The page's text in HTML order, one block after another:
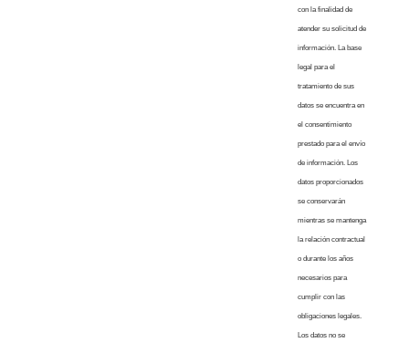
con la finalidad de
atender su solicitud de
información. La base
legal para el
tratamiento de sus
datos se encuentra en
el consentimiento
prestado para el envío
de información. Los
datos proporcionados
se conservarán
mientras se mantenga
la relación contractual
o durante los años
necesarios para
cumplir con las
obligaciones legales.
Los datos no se